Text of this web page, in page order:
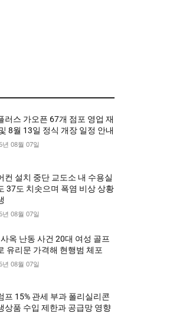
러스 가오픈 67개 점포 영업 재
8월 13일 정식 개장 일정 안내
년 08월 07일
컨 설치 중단 교도소 내 수용실
37도 치솟으며 폭염 비상 상황
년 08월 07일
사옥 난동 사건 20대 여성 골프
유리문 가격해 현행범 체포
년 08월 07일
프 15% 관세 부과 폴리실리콘
상품 수입 제한과 공급망 영향